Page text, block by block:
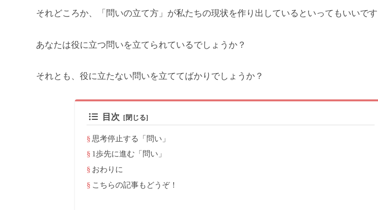
それどころか、「問いの立て方」が私たちの現状を作り出しているといってもいいです
あなたは役に立つ問いを立てられているでしょうか？
それとも、役に立たない問いを立ててばかりでしょうか？
目次
思考停止する「問い」
1歩先に進む「問い」
おわりに
こちらの記事もどうぞ！